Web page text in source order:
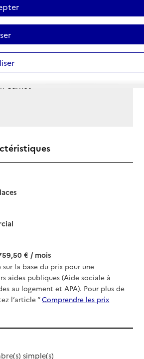
renseigné
:
Carnot
€ / mois
la base du prix pour une
aides publiques (Aide sociale à
au logement et APA). Pour plus de
l’article “Comprendre les prix
simple(s)